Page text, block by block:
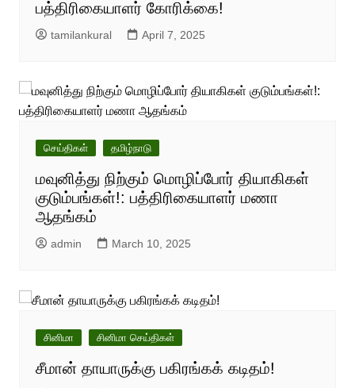
பத்திரிகையாளர் கோரிக்கை!
tamilankural April 7, 2025
செய்திகள் தமிழ்நாடு
மவுனித்து நிற்கும் மொழிப்போர் தியாகிகள்
குடும்பங்கள்!: பத்திரிகையாளர் மணா
ஆதங்கம்
admin March 10, 2025
சினிமா சினிமா செய்திகள்
சீமான் தாயாருக்கு பகிரங்கக் கடிதம்!